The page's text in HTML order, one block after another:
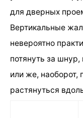
для дверных
Вертикальные
невероятно
потянуть за
или же, наоборот,
растянуться